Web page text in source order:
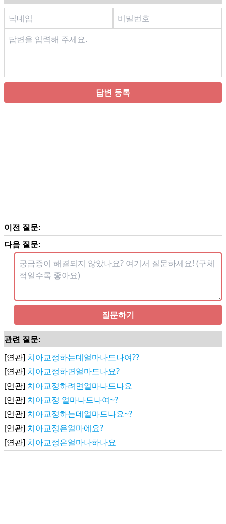
답변 등록
이전 질문:
다음 질문:
질문하기
관련 질문:
[연관] 치아교정하는데얼마나드나여??
[연관] 치아교정하면얼마드나요?
[연관] 치아교정하려면얼마나드나요
[연관] 치아교정 얼마나드나여~?
[연관] 치아교정하는데얼마드나요~?
[연관] 치아교정은얼마에요?
[연관] 치아교정은얼마나하나요